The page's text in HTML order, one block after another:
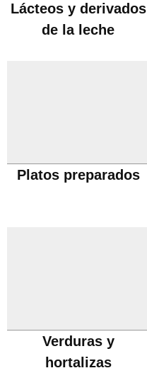
Lácteos y derivados
de la leche
Platos preparados
Verduras y
hortalizas